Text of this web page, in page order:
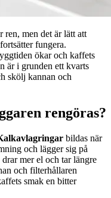
ren, men det är lätt att
fungera.
ökar och kaffets
är i grunden ett kvarts
skölj kannan och
rengöras?
bildas när
och lägger sig på
mer el och tar längre
och filterhållaren
smak en bitter